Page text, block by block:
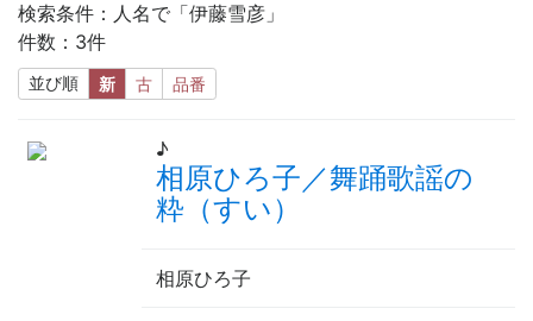
検索条件：人名で「伊藤雪彦」
件数：3件
並び順 新 古 品番
♪
相原ひろ子／舞踊歌謡の
粋（すい）
相原ひろ子